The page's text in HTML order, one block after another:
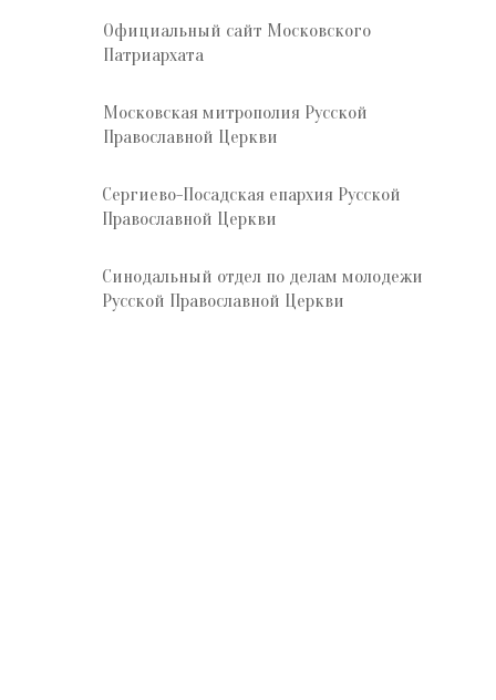
Официальный сайт Московского
Патриархата
Московская митрополия Русской
Православной Церкви
Сергиево-Посадская епархия Русской
Православной Церкви
Синодальный отдел по делам молодежи
Русской Православной Церкви